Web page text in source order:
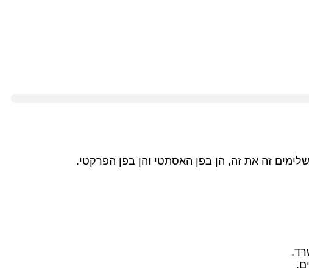
זה את זה, הן בפן האסתטי והן בפן הפרקטי.